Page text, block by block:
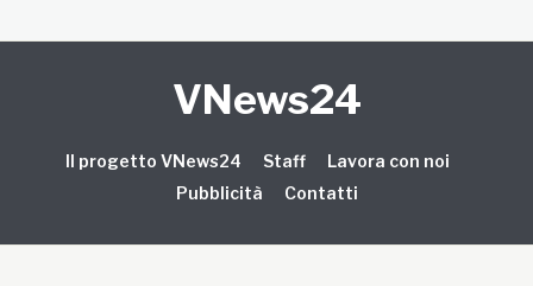
VNews24
Il progetto VNews24 Staff
Lavora con noi
Pubblicità
Contatti